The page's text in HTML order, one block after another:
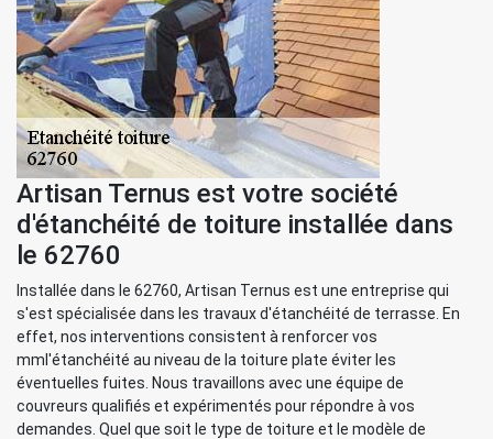
Artisan Ternus est votre société
d'étanchéité de toiture installée dans
le 62760
Installée dans le 62760, Artisan Ternus est une entreprise qui
s'est spécialisée dans les travaux d'étanchéité de terrasse. En
effet, nos interventions consistent à renforcer vos
mml'étanchéité au niveau de la toiture plate éviter les
éventuelles fuites. Nous travaillons avec une équipe de
couvreurs qualifiés et expérimentés pour répondre à vos
demandes. Quel que soit le type de toiture et le modèle de